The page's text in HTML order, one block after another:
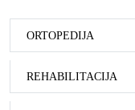
ORTOPEDIJA
REHABILITACIJA